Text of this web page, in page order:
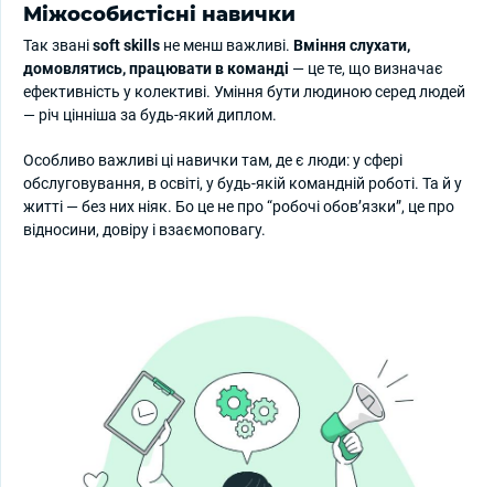
Міжособистісні навички
Так званіsoft skills не менш важливі. Вміння слухати,
домовлятись, працювати в команді — це те, що визначає
ефективність у колективі. Уміння бути людиною серед людей
— річ цінніша за будь-який диплом.
Особливо важливі ці навички там, де є люди: у сфері
обслуговування, в освіті, у будь-якій командній роботі. Та й у
житті — без них ніяк. Бо це не про “робочі обов’язки”, це про
відносини, довіру і взаємоповагу.